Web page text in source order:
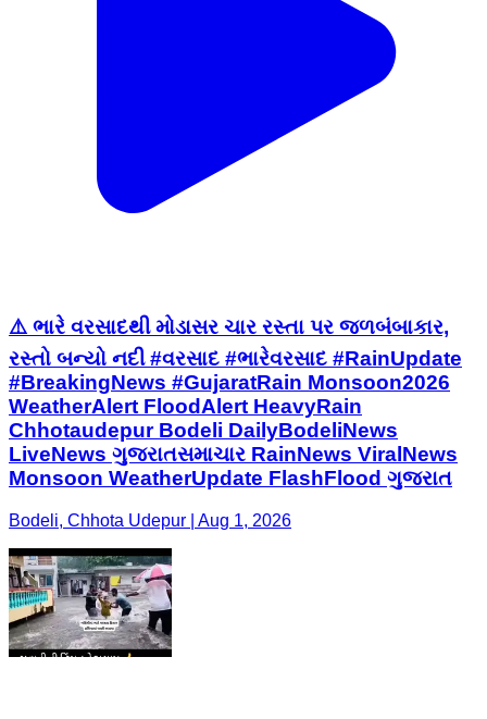
⚠️ ભારે વરસાદથી મોડાસર ચાર રસ્તા પર જળબંબાકાર,
રસ્તો બન્યો નદી #વરસાદ #ભારેવરસાદ #RainUpdate
#BreakingNews #GujaratRain Monsoon2026
WeatherAlert FloodAlert HeavyRain
Chhotaudepur Bodeli DailyBodeliNews
LiveNews ગુજરાતસમાચાર RainNews ViralNews
Monsoon WeatherUpdate FlashFlood ગુજરાત
Bodeli, Chhota Udepur | Aug 1, 2026